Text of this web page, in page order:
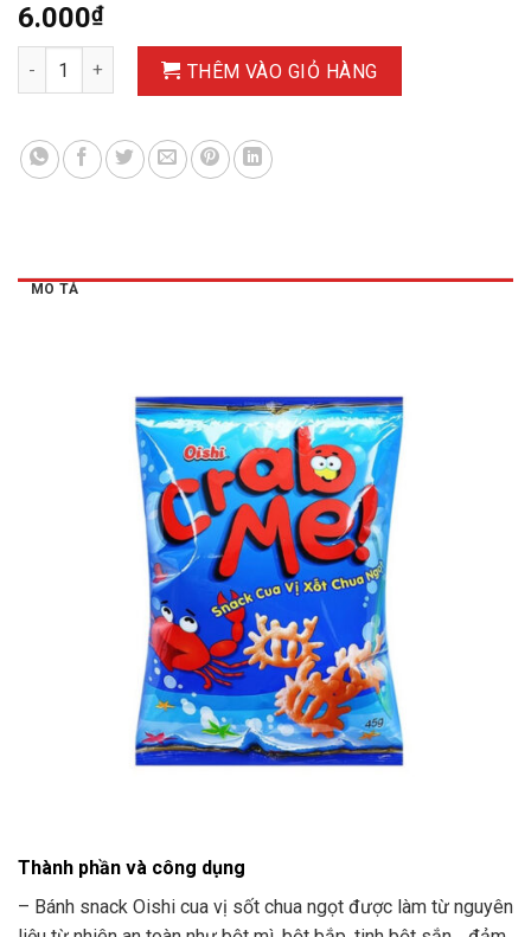
6.000₫
Snack Oishi Cua Vị Xốt Chua Ngọt 45G số lượng
THÊM VÀO GIỎ HÀNG
MÔ TẢ
Thành phần và công dụng
– Bánh snack Oishi cua vị sốt chua ngọt được làm từ nguyên